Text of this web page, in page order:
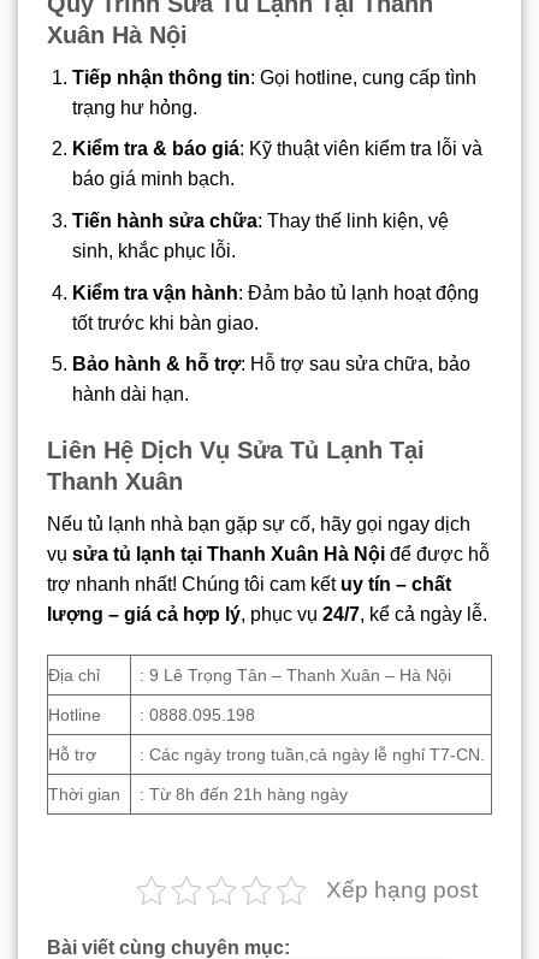
Xuân Hà Nội
Tiếp nhận thông tin: Gọi hotline, cung cấp tình
trạng hư hỏng.
Kiểm tra & báo giá: Kỹ thuật viên kiểm tra lỗi và
báo giá minh bạch.
Tiến hành sửa chữa: Thay thế linh kiện, vệ
sinh, khắc phục lỗi.
Kiểm tra vận hành: Đảm bảo tủ lạnh hoạt động
tốt trước khi bàn giao.
Bảo hành & hỗ trợ: Hỗ trợ sau sửa chữa, bảo
hành dài hạn.
Liên Hệ Dịch Vụ Sửa Tủ Lạnh Tại
Thanh Xuân
Nếu tủ lạnh nhà bạn gặp sự cố, hãy gọi ngay dịch
vụ sửa tủ lạnh tại Thanh Xuân Hà Nội để được hỗ
trợ nhanh nhất! Chúng tôi cam kết uy tín – chất
lượng – giá cả hợp lý, phục vụ 24/7, kể cả ngày lễ.
Địa chỉ : 9 Lê Trọng Tân – Thanh Xuân – Hà Nội
Hotline : 0888.095.198
Hỗ trợ : Các ngày trong tuần,cả ngày lễ nghỉ T7-CN.
Thời gian : Từ 8h đến 21h hàng ngày
Xếp hạng post
Bài viết cùng chuyên mục: